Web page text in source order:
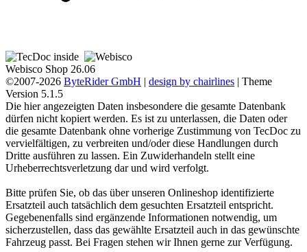
Webisco Shop 26.06
©2007-2026 ByteRider GmbH | design by chairlines | Theme
Version 5.1.5
Die hier angezeigten Daten insbesondere die gesamte Datenbank
dürfen nicht kopiert werden. Es ist zu unterlassen, die Daten oder
die gesamte Datenbank ohne vorherige Zustimmung von TecDoc zu
vervielfältigen, zu verbreiten und/oder diese Handlungen durch
Dritte ausführen zu lassen. Ein Zuwiderhandeln stellt eine
Urheberrechtsverletzung dar und wird verfolgt.
Bitte prüfen Sie, ob das über unseren Onlineshop identifizierte
Ersatzteil auch tatsächlich dem gesuchten Ersatzteil entspricht.
Gegebenenfalls sind ergänzende Informationen notwendig, um
sicherzustellen, dass das gewählte Ersatzteil auch in das gewünschte
Fahrzeug passt. Bei Fragen stehen wir Ihnen gerne zur Verfügung.